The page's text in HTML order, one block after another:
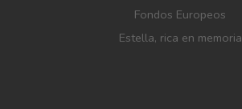
Fondos Europeos
Estella, rica en memoria